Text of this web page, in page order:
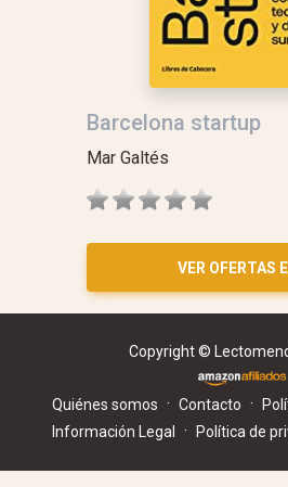
Barcelona startup
Mar Galtés
VER OFERTAS
Copyright ©
Quiénes somos · Contacto ·
Información Legal · Política de